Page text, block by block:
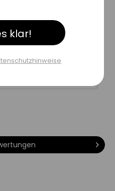
der Haut
Wirkung
Inaktiv
speichern
klar!